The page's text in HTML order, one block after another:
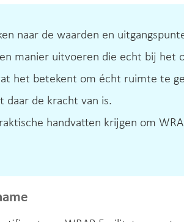
naar de waarden en
manier uitvoeren die echt bij het
het betekent om écht ruimte te
daar de kracht van is.
handvatten krijgen om